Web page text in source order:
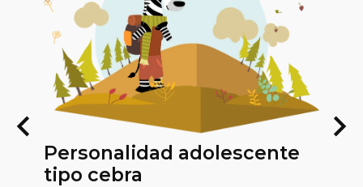
Personalidad adolescente
tipo cebra
keyboard_arrow_left keyboard_arrow_right